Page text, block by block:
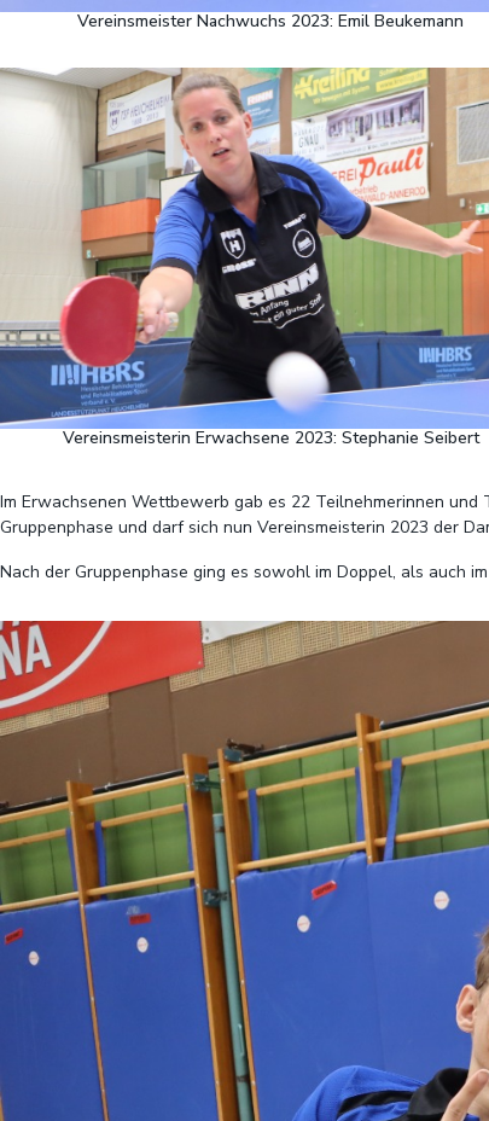
Vereinsmeister Nachwuchs 2023: Emil Beukemann
Vereinsmeisterin Erwachsene 2023: Stephanie Seibert
Im Erwachsenen Wettbewerb gab es 22 Teilnehmerinnen
Gruppenphase und darf sich nun Vereinsmeisterin 2023 der
Nach der Gruppenphase ging es sowohl im Doppel, als auch